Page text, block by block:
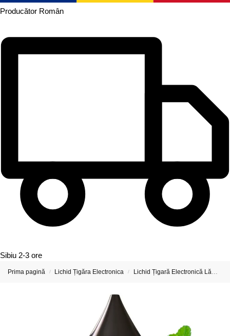
Producător Român
Sibiu 2-3 ore
Prima pagină / Lichid Țigăra Electronica / Lichid Țigară Electronică Lămâie – Lemon E-Liquid